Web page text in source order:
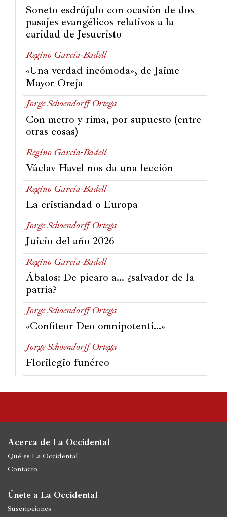
Soneto esdrújulo con ocasión de dos
pasajes evangélicos relativos a la
caridad de Jesucristo
Regino García-Badell
«Una verdad incómoda», de Jaime
Mayor Oreja
Jorge Schoendorff Ortega
Con metro y rima, por supuesto (entre
otras cosas)
Regino García-Badell
Václav Havel nos da una lección
Regino García-Badell
La cristiandad o Europa
Jorge Schoendorff Ortega
Juicio del año 2026
Regino García-Badell
Ábalos: De pícaro a… ¿salvador de la
patria?
Jorge Schoendorff Ortega
«Confiteor Deo omnipotenti…»
Jorge Schoendorff Ortega
Florilegio funéreo
Acerca de La Occidental
Qué es La Occidental
Contacto
Únete a La Occidental
Suscripciones